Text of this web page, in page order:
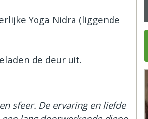
Yoga Nidra (liggende
de deur uit.
sfeer. De ervaring en liefde